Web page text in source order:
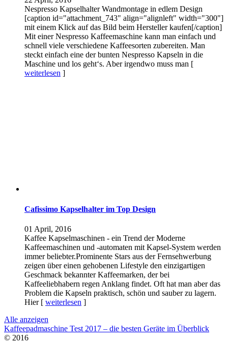
Nespresso Kapselhalter Wandmontage in edlem Design
[caption id="attachment_743" align="alignleft" width="300"]
mit einem Klick auf das Bild beim Hersteller kaufen[/caption]
Mit einer Nespresso Kaffeemaschine kann man einfach und
schnell viele verschiedene Kaffeesorten zubereiten. Man
steckt einfach eine der bunten Nespresso Kapseln in die
Maschine und los geht‘s. Aber irgendwo muss man [
weiterlesen ]
Cafissimo Kapselhalter im Top Design
01 April, 2016
Kaffee Kapselmaschinen - ein Trend der Moderne
Kaffeemaschinen und -automaten mit Kapsel-System werden
immer beliebter.Prominente Stars aus der Fernsehwerbung
zeigen über einen gehobenen Lifestyle den einzigartigen
Geschmack bekannter Kaffeemarken, der bei
Kaffeeliebhabern regen Anklang findet. Oft hat man aber das
Problem die Kapseln praktisch, schön und sauber zu lagern.
Hier [ weiterlesen ]
Alle anzeigen
Kaffeepadmaschine Test 2017 – die besten Geräte im Überblick
© 2016